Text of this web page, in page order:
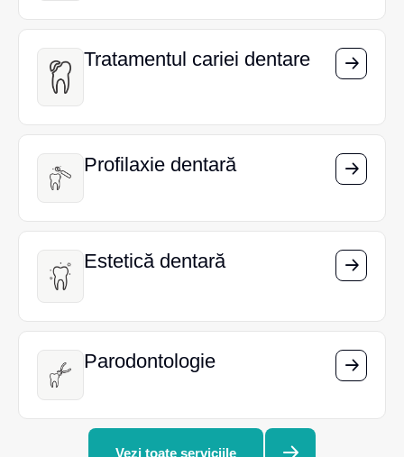
Tratamentul cariei dentare
Tratamentul cariei dentare
Profilaxie dentară
Profilaxie dentară
Estetică dentară
Estetică dentară
Parodontologie
Parodontologie
Vezi toate serviciile